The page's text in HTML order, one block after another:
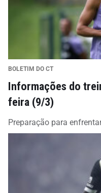
BOLETIM DO CT
Informações do
feira (9/3)
Preparação para